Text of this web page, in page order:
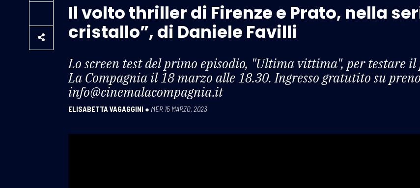
Il volto thriller di Firenze e Prato, nella
cristallo”, di Daniele Favilli
Lo screen test del primo episodio, "Ultima vittima", per testare
La Compagnia il 18 marzo alle 18.30. Ingresso gratutito su
info@cinemalacompagnia.it
ELISABETTA VAGAGGINI ● MER 15 MARZO, 2023